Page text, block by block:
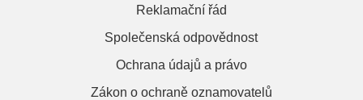
Reklamační řád
Společenská odpovědnost
Ochrana údajů a právo
Zákon o ochraně oznamovatelů